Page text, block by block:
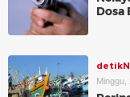
Dosa
Minggu,